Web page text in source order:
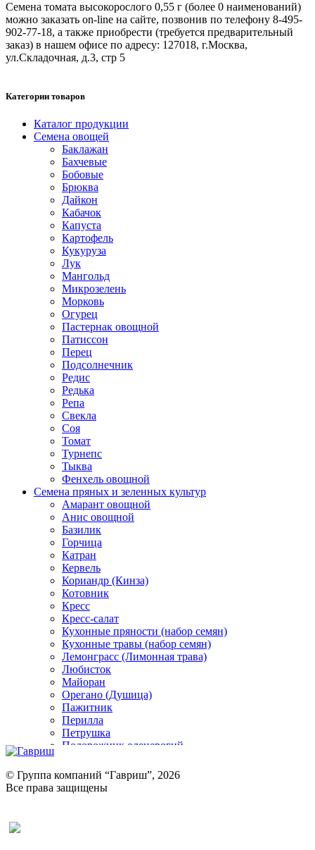
Семена томата высокорослого 0,55 г (более 0 наименований)
можно заказать on-line на сайте, позвонив по телефону 8-495-
902-77-18, а также приобрести (требуется предварительный
заказ) в нашем офисе по адресу: 127018, г.Москва,
ул.Складочная, д.3, стр 5
Категории товаров
Каталог продукции
Семена овощей
Баклажан
Бахчевые
Бобовые
Брюква
Дайкон
Кабачок
Капуста
Картофель
Кукуруза
Лук
Мангольд
Микрозелень
Морковь
Огурец
Пастернак овощной
Патиссон
Перец
Подсолнечник
Редис
Редька
Репа
Свекла
Соя
Томат
Турнепс
Тыква
Фенхель овощной
Семена пряных и зеленных культур
Амарант овощной
Анис овощной
Базилик
Горчица
Катран
Кервель
Кориандр (Кинза)
Котовник
Кресс
Кресс-салат
Кухонные пряности (набор семян)
Кухонные травы (набор семян)
Лемонграсс (Лимонная трава)
Любисток
Майоран
Орегано (Душица)
Пажитник
Перилла
Петрушка
Подорожник оленерогий
Ревень
Рукола
Рута
© Группа компаний “Гавриш”, 2026
Все права защищены